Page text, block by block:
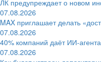
ЛК предупреждает о новом
07.08.2026
MAX приглашает делать
07.08.2026
40% компаний даёт
07.08.2026